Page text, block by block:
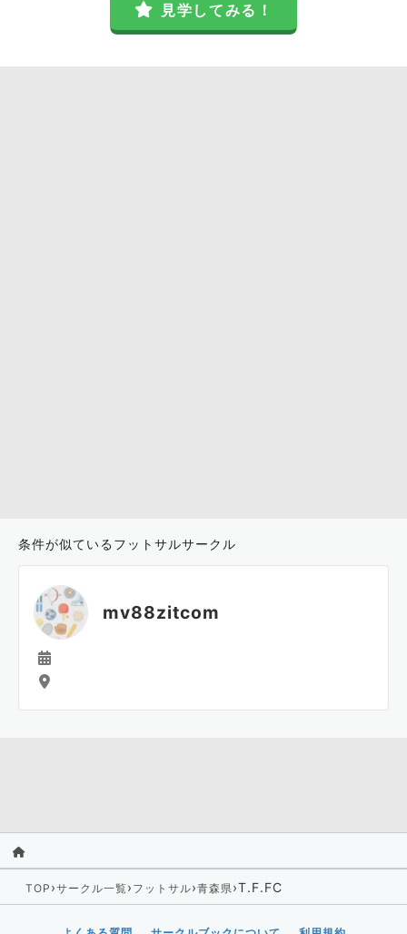
見学してみる！
条件が似ているフットサルサークル
mv88zitcom
TOP ›サークル一覧› フットサル›青森県›T.F.FC